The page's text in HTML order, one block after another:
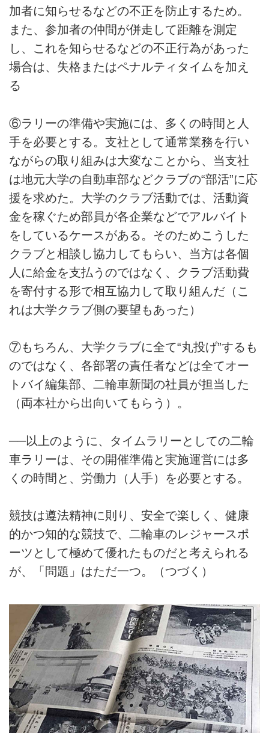
加者に知らせるなどの不正を防止するため。
また、参加者の仲間が併走して距離を測定
し、これを知らせるなどの不正行為があった
場合は、失格またはペナルティタイムを加え
る
⑥ラリーの準備や実施には、多くの時間と人
手を必要とする。支社として通常業務を行い
ながらの取り組みは大変なことから、当支社
は地元大学の自動車部などクラブの“部活”に応
援を求めた。大学のクラブ活動では、活動資
金を稼ぐため部員が各企業などでアルバイト
をしているケースがある。そのためこうした
クラブと相談し協力してもらい、当方は各個
人に給金を支払うのではなく、クラブ活動費
を寄付する形で相互協力して取り組んだ（こ
れは大学クラブ側の要望もあった）
⑦もちろん、大学クラブに全て“丸投げ”するも
のではなく、各部署の責任者などは全てオー
トバイ編集部、二輪車新聞の社員が担当した
（両本社から出向いてもらう）。
──以上のように、タイムラリーとしての二輪
車ラリーは、その開催準備と実施運営には多
くの時間と、労働力（人手）を必要とする。
競技は遵法精神に則り、安全で楽しく、健康
的かつ知的な競技で、二輪車のレジャースポ
ーツとして極めて優れたものだと考えられる
が、「問題」はただ一つ。（つづく）